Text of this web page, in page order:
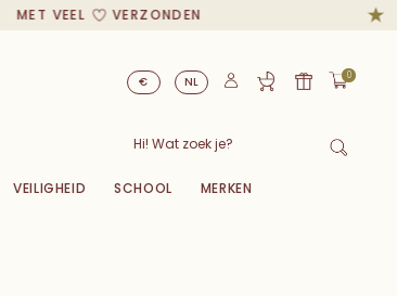
MET VEEL VERZONDEN
€ NL 0
VEILIGHEID SCHOOL MERKEN